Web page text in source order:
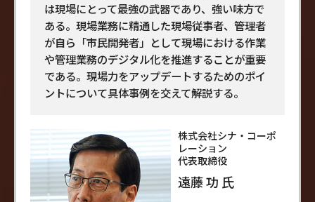
は現場にとって最強の武器であり、強い味方で
ある。現場業務に精通した現場従事者、管理者
が自ら「市民開発者」として現場における作業
や管理業務のデジタル化を推進することが重要
である。現場力をアップデートするためのポイ
ントについて具体事例を交えて解説する。
株式会社シナ・コーポ
レーション
代表取締役
遠藤 功 氏